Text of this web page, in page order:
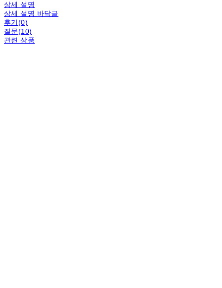
상세 설명
상세 설명 바닥글
후기(0)
질문(10)
관련 상품